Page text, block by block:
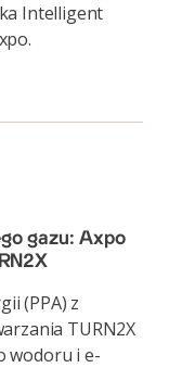
Intelligent
gazu: Axpo
(PPA) z
TURN2X
wodoru i e-